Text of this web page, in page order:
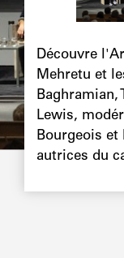
Découvre
Mehretu et
Baghramian,
Lewis,
Bourgeois et
autrices du